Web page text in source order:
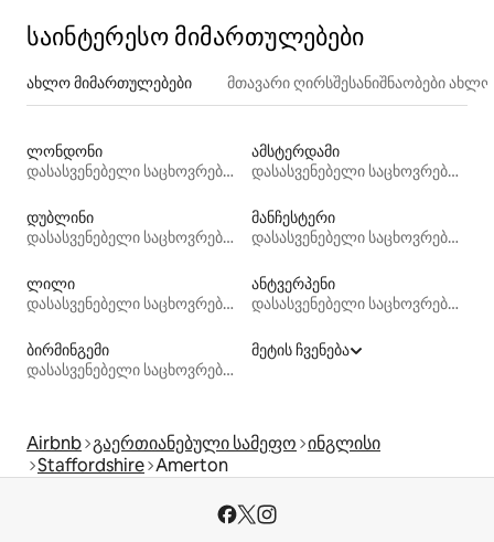
საინტერესო მიმართულებები
ახლო მიმართულებები მთავარი ღირსშესანიშნაობები
ლონდონი
დასასვენებელი საცხოვრებლები
ამსტერდამი
დასასვენებელი საცხოვრებლები
დუბლინი
დასასვენებელი საცხოვრებლები
მანჩესტერი
დასასვენებელი საცხოვრებლები
ლილი
დასასვენებელი საცხოვრებლები
ანტვერპენი
დასასვენებელი საცხოვრებლები
ბირმინგემი
დასასვენებელი საცხოვრებლები
მეტის ჩვენება
Airbnb გაერთიანებული სამეფო ინგლისი
Staffordshire Amerton